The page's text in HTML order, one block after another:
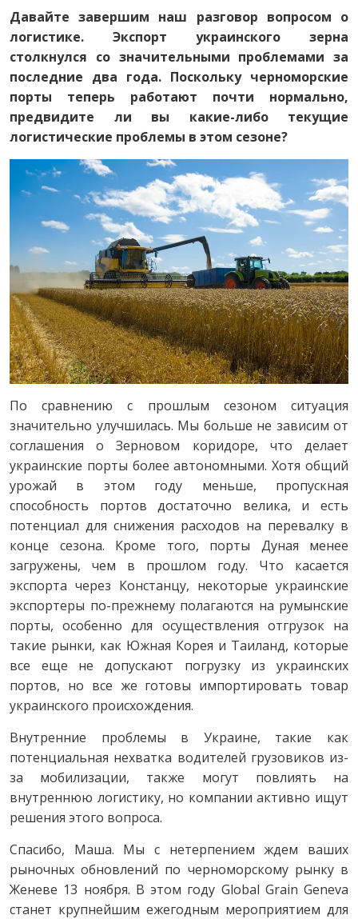
Давайте завершим наш разговор вопросом о
логистике. Экспорт украинского зерна
столкнулся со значительными проблемами за
последние два года. Поскольку черноморские
порты теперь работают почти нормально,
предвидите ли вы какие-либо текущие
логистические проблемы в этом сезоне?
По сравнению с прошлым сезоном ситуация
значительно улучшилась. Мы больше не зависим от
соглашения о Зерновом коридоре, что делает
украинские порты более автономными. Хотя общий
урожай в этом году меньше, пропускная
способность портов достаточно велика, и есть
потенциал для снижения расходов на перевалку в
конце сезона. Кроме того, порты Дуная менее
загружены, чем в прошлом году. Что касается
экспорта через Констанцу, некоторые украинские
экспортеры по-прежнему полагаются на румынские
порты, особенно для осуществления отгрузок на
такие рынки, как Южная Корея и Таиланд, которые
все еще не допускают погрузку из украинских
портов, но все же готовы импортировать товар
украинского происхождения.
Внутренние проблемы в Украине, такие как
потенциальная нехватка водителей грузовиков из-
за мобилизации, также могут повлиять на
внутреннюю логистику, но компании активно ищут
решения этого вопроса.
Спасибо, Маша. Мы с нетерпением ждем ваших
рыночных обновлений по черноморскому рынку в
Женеве 13 ноября. В этом году Global Grain Geneva
станет крупнейшим ежегодным мероприятием для